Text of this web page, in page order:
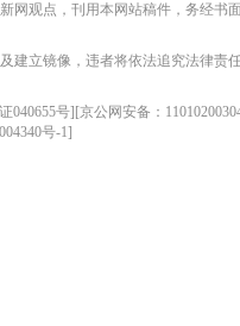
网观点，刊用本网站稿件，务经书
建立镜像，违者将依法追究法律责
040655号][京公网安备：
号-1]